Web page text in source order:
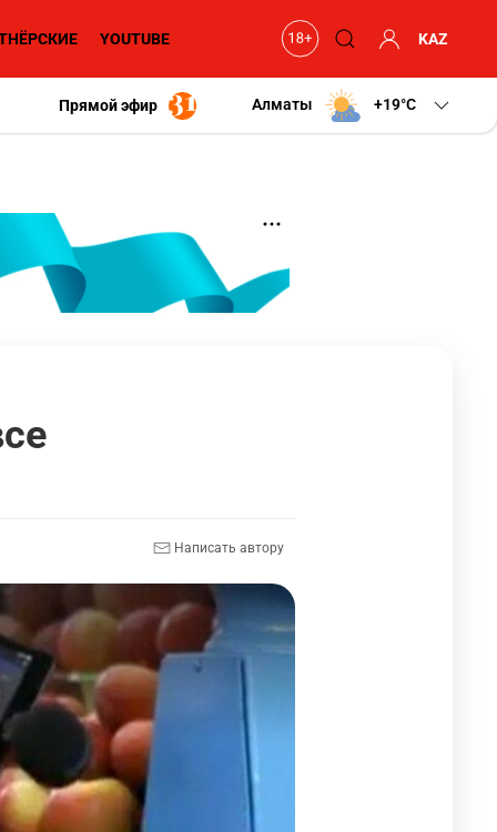
YOUTUBE KAZ
Прямой эфир Алматы +19 C
Написать автору